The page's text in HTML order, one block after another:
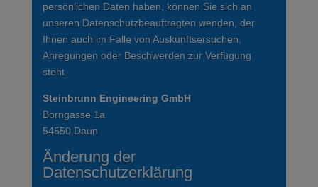
persönlichen Daten haben, können Sie sich an
unseren Datenschutzbeauftragten wenden, der
Ihnen auch im Falle von Auskunftsersuchen,
Anregungen oder Beschwerden zur Verfügung
steht.
Steinbrunn Engineering GmbH
Borngasse 1a
54550 Daun
Änderung der
Datenschutzerklärung